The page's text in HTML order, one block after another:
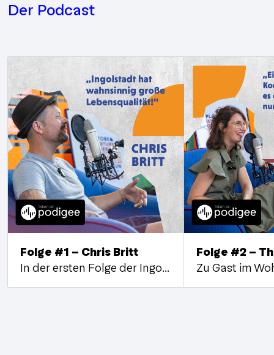
Der Podcast
Folge #1 - Chris Britt
In der ersten Folge der Ingolstädter Standortgeschichten ist der stadtbekannte Eventveranstalter Chris Britt zu Gast. Wir sitzen in unserem IFG Wohnzimmer in der Sommer Lounge und plaudern mit Chris über Ingolstadt als Lebensmittelpunkt, den Festivalsommer in der Stadt und werden auch etwas persönlich.
Folge #2 -